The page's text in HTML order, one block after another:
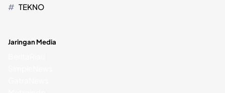
TEKNO
Jaringan Media